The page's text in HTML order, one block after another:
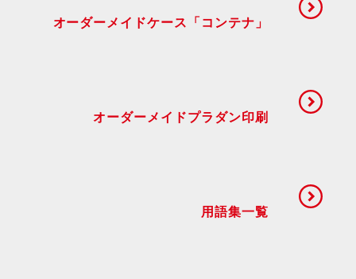
オーダーメイドケース「コンテナ」
オーダーメイドプラダン印刷
用語集一覧